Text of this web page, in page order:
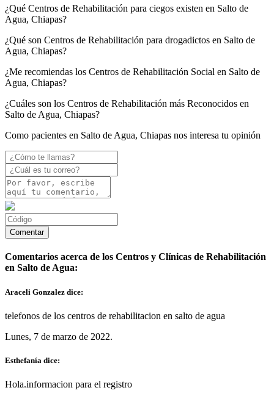
¿Qué Centros de Rehabilitación para ciegos existen en Salto de
Agua, Chiapas?
¿Qué son Centros de Rehabilitación para drogadictos en Salto de
Agua, Chiapas?
¿Me recomiendas los Centros de Rehabilitación Social en Salto de
Agua, Chiapas?
¿Cuáles son los Centros de Rehabilitación más Reconocidos en
Salto de Agua, Chiapas?
Como pacientes en Salto de Agua, Chiapas nos interesa tu opinión
Comentarios acerca de los Centros y Clínicas de Rehabilitación
en Salto de Agua:
Araceli Gonzalez dice:
telefonos de los centros de rehabilitacion en salto de agua
Lunes, 7 de marzo de 2022.
Esthefanía dice:
Hola.informacion para el registro